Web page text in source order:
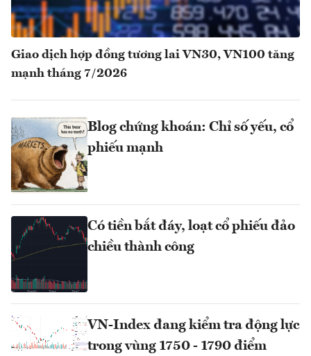
Giao dịch hợp đồng tương lai VN30, VN100 tăng
mạnh tháng 7/2026
Blog chứng khoán: Chỉ số yếu, cổ
phiếu mạnh
Có tiền bắt đáy, loạt cổ phiếu đảo
chiều thành công
VN-Index đang kiểm tra động lực
trong vùng 1750 - 1790 điểm